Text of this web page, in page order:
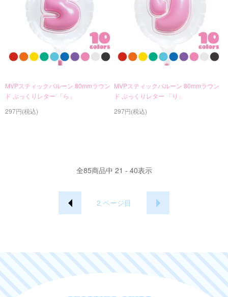
MVPスティックバルーン 80mmラウン
ド ぷっくりレター 「ら」
297円(税込)
MVPスティックバルーン 80mmラウン
ド ぷっくりレター 「り」
297円(税込)
全85商品中 21 - 40表示
2 ページ目